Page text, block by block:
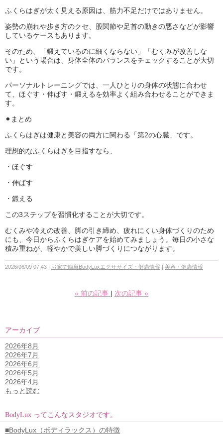
ふくらはぎが太く見える原因は、筋力不足だけではありません。
姿勢の崩れや歩き方のクセ、股関節や足首の動きの悪さなどが影響
しているケースもあります。
そのため、「鍛えているのに細くならない」「むくみが改善しな
い」という場合は、身体全体のバランスをチェックすることが大切
です。
パーソナルトレーニングでは、一人ひとりの身体の状態に合わせ
て、ほぐす・伸ばす・鍛えるを効率よく組み合わせることができま
す。
⚫︎まとめ
ふくらはぎは健康と美容の両方に関わる「第2の心臓」です。
理想的なふくらはぎを目指すなら、
・ほぐす
・伸ばす
・鍛える
この3ステップを習慣化することが大切です。
むくみや冷えの改善、脚の引き締め、疲れにくい身体づくりのため
にも、今日からふくらはぎケアを始めてみましょう。毎日の小さな
積み重ねが、軽やかで美しい脚づくりにつながります。
2026/06/09 07:43 お家で簡単BodyLuxエクササイズ・健康情報 美容・健康情報
« 前の記事 次の記事 »
アーカイブ
2026年8月
2026年7月
2026年6月
2026年5月
2026年4月
もっと読む
BodyLux ってこんなスタジオです。
■BodyLux（ボディラックス）の特徴